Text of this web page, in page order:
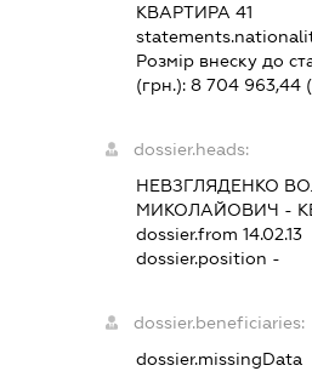
КВАРТИРА 41
Розмір внеску до
(грн.): 8 704 963,44
dossier.heads:
НЕВЗГЛЯДЕНКО
МИКОЛАЙОВИЧ -
dossier.from 14.02.13
dossier.position -
dossier.beneficiaries:
dossier.missingData